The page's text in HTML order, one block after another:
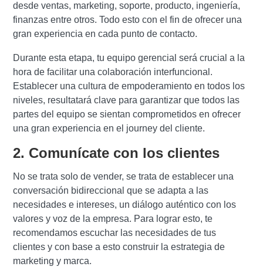
desde ventas, marketing, soporte, producto, ingeniería,
finanzas entre otros. Todo esto con el fin de ofrecer una
gran experiencia en cada punto de contacto.
Durante esta etapa, tu equipo gerencial será crucial a la
hora de facilitar una colaboración interfuncional.
Establecer una cultura de empoderamiento en todos los
niveles, resultatará clave para garantizar que todos las
partes del equipo se sientan comprometidos en ofrecer
una gran experiencia en el journey del cliente.
2. Comunícate con los clientes
No se trata solo de vender, se trata de establecer una
conversación bidireccional que se adapta a las
necesidades e intereses, un diálogo auténtico con los
valores y voz de la empresa. Para lograr esto, te
recomendamos escuchar las necesidades de tus
clientes y con base a esto construir la estrategia de
marketing y marca.